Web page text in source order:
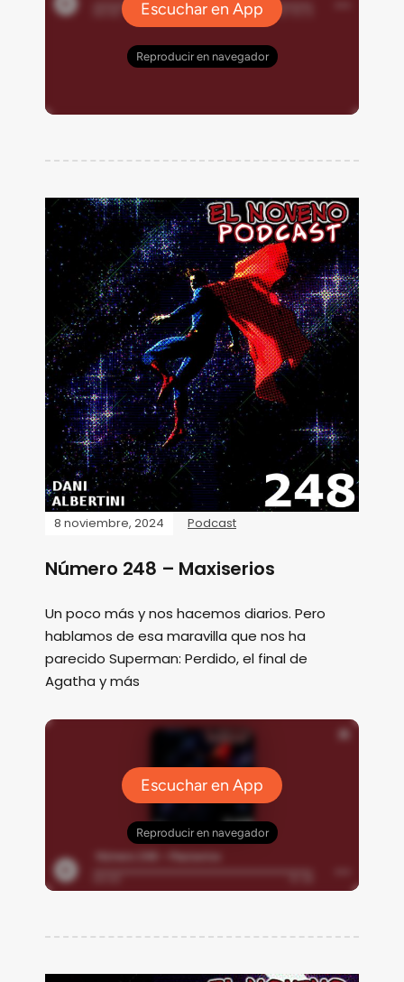
8 noviembre, 2024 Podcast
Número 248 – Maxiserios
Un poco más y nos hacemos diarios. Pero
hablamos de esa maravilla que nos ha
parecido Superman: Perdido, el final de
Agatha y más